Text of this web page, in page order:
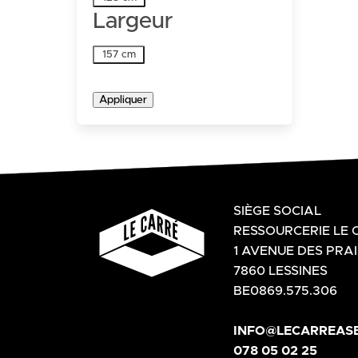
Largeur
Largeur
157 cm
Appliquer
SIÈGE SOCIAL
RESSOURCERIE LE
1 AVENUE DES
7860 LESSINES
BE0869.575.306
078 05 02 25